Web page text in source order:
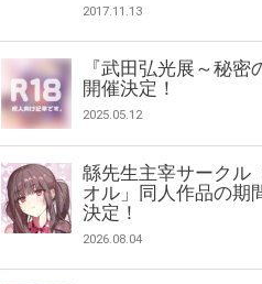
2017.11.13
『武田弘光展～秘密
開催決定！
2025.05.12
緜先生主宰サークル
オル」同人作品の期
決定！
2026.08.04